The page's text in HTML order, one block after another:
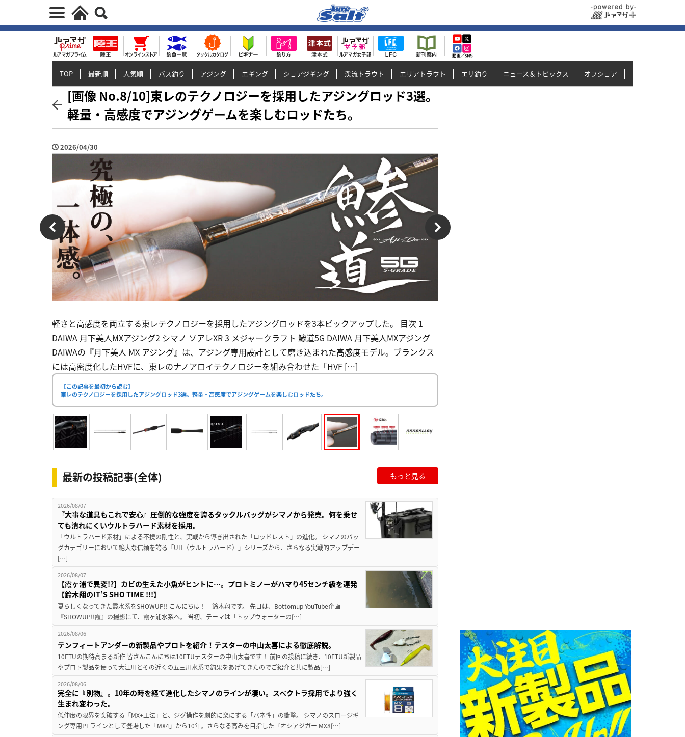
TOP 最新順 人気順 バス釣り アジング エギング ショアジギング 渓流トラウト エリアトラウト エサ釣り ニュース＆トピックス オフショア
[画像 No.8/10]東レのテクノロジーを採用したアジングロッド3選。
軽量・高感度でアジングゲームを楽しむロッドたち。
2026/04/30
軽さと高感度を両立する東レテクノロジーを採用したアジングロッドを3本ピックアップした。 目次 1
DAIWA 月下美人MXアジング2 シマノ ソアレXR 3 メジャークラフト 鯵道5G DAIWA 月下美人MXアジング
DAIWAの『月下美人 MX アジング』は、アジング専用設計として磨き込まれた高感度モデル。ブランクス
には高密度化したHVFに、東レのナノアロイテクノロジーを組み合わせた「HVF […]
【この記事を最初から読む】
東レのテクノロジーを採用したアジングロッド3選。軽量・高感度でアジングゲームを楽しむロッドたち。
最新の投稿記事(全体) もっと見る
2026/08/07
『大事な道具もこれで安心』圧倒的な強度を誇るタックルバッグがシマノから発売。何を乗せ
ても潰れにくいウルトラハード素材を採用。
「ウルトラハード素材」による不撓の剛性と、実戦から導き出された「ロッドレスト」の進化。 シマノのバッ
グカテゴリーにおいて絶大な信頼を誇る「UH（ウルトラハード）」シリーズから、さらなる実戦的アップデー
[…]
2026/08/07
【霞ヶ浦で異変!?】カビの生えた小魚がヒントに…。プロトミノーがハマり45センチ級を連発
【鈴木翔のIT’S SHO TIME !!!】
夏らしくなってきた霞水系をSHOWUP!! こんにちは！ 鈴木翔です。 先日は、Bottomup YouTube企画
『SHOWUP!!霞』の撮影にて、霞ヶ浦水系へ。 当初、テーマは「トップウォーターの[…]
2026/08/06
テンフィートアンダーの新製品やプロトを紹介！テスターの中山太喜による徹底解説。
10FTUの期待高まる新作 皆さんこんにちは10FTUテスターの中山太喜です！ 前回の投稿に続き、10FTU新製品
やプロト製品を使って大江川とその近くの五三川水系で釣果をあげてきたのでご紹介と共に製品[…]
2026/08/06
完全に『別物』。10年の時を経て進化したシマノのラインが凄い。スペクトラ採用でより強く
生まれ変わった。
低伸度の限界を突破する「MX+工法」と、ジグ操作を劇的に楽にする「バネ性」の衝撃。 シマノのスロージギ
ング専用PEラインとして登場した「MX4」から10年。さらなる高みを目指した『オシアジガー MX8[…]